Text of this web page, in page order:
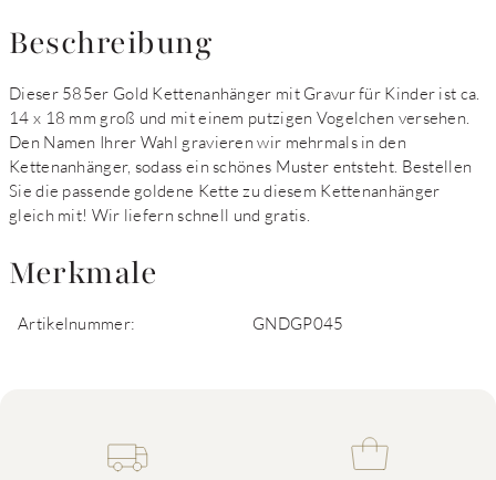
Beschreibung
Dieser 585er Gold Kettenanhänger mit Gravur für Kinder ist ca.
14 x 18 mm groß und mit einem putzigen Vogelchen versehen.
Den Namen Ihrer Wahl gravieren wir mehrmals in den
Kettenanhänger, sodass ein schönes Muster entsteht. Bestellen
Sie die passende goldene Kette zu diesem Kettenanhänger
gleich mit! Wir liefern schnell und gratis.
Merkmale
Artikelnummer: GNDGP045